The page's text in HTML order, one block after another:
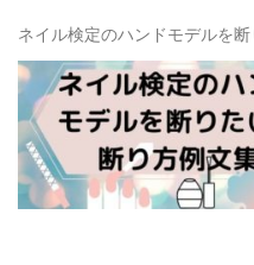
ネイル検定のハンドモデルを